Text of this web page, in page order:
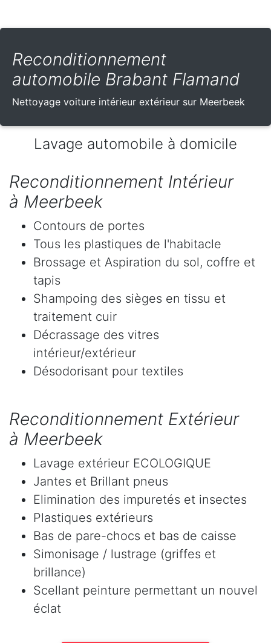
Reconditionnement
automobile Brabant Flamand
Nettoyage voiture intérieur extérieur sur Meerbeek
Lavage automobile à domicile
Reconditionnement Intérieur
à Meerbeek
Contours de portes
Tous les plastiques de l'habitacle
Brossage et Aspiration du sol, coffre et
tapis
Shampoing des sièges en tissu et
traitement cuir
Décrassage des vitres
intérieur/extérieur
Désodorisant pour textiles
Reconditionnement Extérieur
à Meerbeek
Lavage extérieur ECOLOGIQUE
Jantes et Brillant pneus
Elimination des impuretés et insectes
Plastiques extérieurs
Bas de pare-chocs et bas de caisse
Simonisage / lustrage (griffes et
brillance)
Scellant peinture permettant un nouvel
éclat